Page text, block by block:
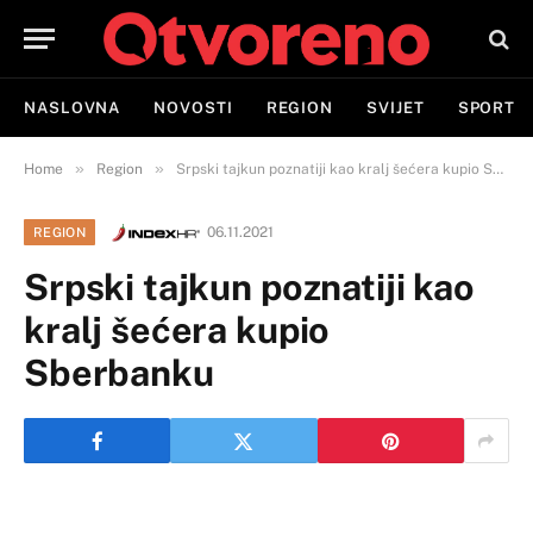
NASLOVNA NOVOSTI REGION SVIJET SPORT
Home » Region » Srpski tajkun poznatiji kao kralj šećera kupio Sberbanku
REGION 06.11.2021
Srpski tajkun poznatiji kao
kralj šećera kupio
Sberbanku